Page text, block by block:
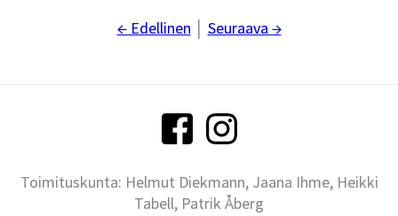
← Edellinen Seuraava →
Toimituskunta: Helmut Diekmann, Jaana Ihme, Heikki
Tabell, Patrik Åberg